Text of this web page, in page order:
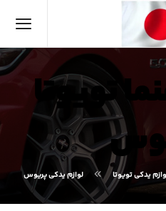
تویوتا
یدکی تویوتا لوازم یدکی پریوس